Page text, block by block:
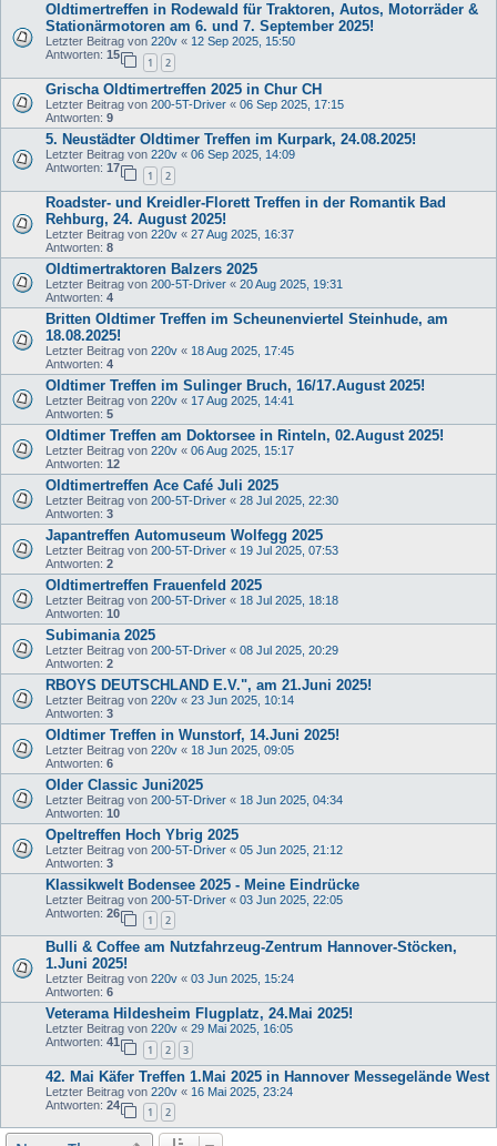
Oldtimertreffen in Rodewald für Traktoren, Autos, Motorräder &
Stationärmotoren am 6. und 7. September 2025!
Letzter Beitrag von 220v « 12 Sep 2025, 15:50
Antworten: 15
1 2
Grischa Oldtimertreffen 2025 in Chur CH
Letzter Beitrag von 200-5T-Driver « 06 Sep 2025, 17:15
Antworten: 9
5. Neustädter Oldtimer Treffen im Kurpark, 24.08.2025!
Letzter Beitrag von 220v « 06 Sep 2025, 14:09
Antworten: 17
1 2
Roadster- und Kreidler-Florett Treffen in der Romantik Bad
Rehburg, 24. August 2025!
Letzter Beitrag von 220v « 27 Aug 2025, 16:37
Antworten: 8
Oldtimertraktoren Balzers 2025
Letzter Beitrag von 200-5T-Driver « 20 Aug 2025, 19:31
Antworten: 4
Britten Oldtimer Treffen im Scheunenviertel Steinhude, am
18.08.2025!
Letzter Beitrag von 220v « 18 Aug 2025, 17:45
Antworten: 4
Oldtimer Treffen im Sulinger Bruch, 16/17.August 2025!
Letzter Beitrag von 220v « 17 Aug 2025, 14:41
Antworten: 5
Oldtimer Treffen am Doktorsee in Rinteln, 02.August 2025!
Letzter Beitrag von 220v « 06 Aug 2025, 15:17
Antworten: 12
Oldtimertreffen Ace Café Juli 2025
Letzter Beitrag von 200-5T-Driver « 28 Jul 2025, 22:30
Antworten: 3
Japantreffen Automuseum Wolfegg 2025
Letzter Beitrag von 200-5T-Driver « 19 Jul 2025, 07:53
Antworten: 2
Oldtimertreffen Frauenfeld 2025
Letzter Beitrag von 200-5T-Driver « 18 Jul 2025, 18:18
Antworten: 10
Subimania 2025
Letzter Beitrag von 200-5T-Driver « 08 Jul 2025, 20:29
Antworten: 2
RBOYS DEUTSCHLAND E.V.", am 21.Juni 2025!
Letzter Beitrag von 220v « 23 Jun 2025, 10:14
Antworten: 3
Oldtimer Treffen in Wunstorf, 14.Juni 2025!
Letzter Beitrag von 220v « 18 Jun 2025, 09:05
Antworten: 6
Older Classic Juni2025
Letzter Beitrag von 200-5T-Driver « 18 Jun 2025, 04:34
Antworten: 10
Opeltreffen Hoch Ybrig 2025
Letzter Beitrag von 200-5T-Driver « 05 Jun 2025, 21:12
Antworten: 3
Klassikwelt Bodensee 2025 - Meine Eindrücke
Letzter Beitrag von 200-5T-Driver « 03 Jun 2025, 22:05
Antworten: 26
1 2
Bulli & Coffee am Nutzfahrzeug-Zentrum Hannover-Stöcken,
1.Juni 2025!
Letzter Beitrag von 220v « 03 Jun 2025, 15:24
Antworten: 6
Veterama Hildesheim Flugplatz, 24.Mai 2025!
Letzter Beitrag von 220v « 29 Mai 2025, 16:05
Antworten: 41
1 2 3
42. Mai Käfer Treffen 1.Mai 2025 in Hannover Messegelände West
Letzter Beitrag von 220v « 16 Mai 2025, 23:24
Antworten: 24
1 2